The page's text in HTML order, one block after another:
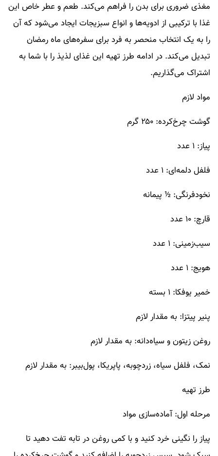
مغذی ضروری برای بدن را فراهم می‌کند. طعم و عطر خاص این
غذا با ترکیبی از ادویه‌ها و انواع سبزیجات ایجاد می‌شود که آن
را به یک انتخاب منحصر به فرد برای سفره‌های ماه رمضان
تبدیل می‌کند. در ادامه طرز تهیه این غذای لذیذ را با شما به
اشتراک می‌گذاریم.
مواد لازم
گوشت چرخ‌کرده: ۲۵۰ گرم
پیاز: ۱ عدد
فلفل دلمه‌ای: ۱ عدد
نخودفرنگی: ½ پیمانه
قارچ: ۱۰ عدد
سیب‌زمینی: ۱ عدد
هویج: ۱ عدد
خمیر یوفکا: ۱ بسته
پنیر پیتزا: به مقدار لازم
روغن زیتون و سیاه‌دانه: به مقدار لازم
نمک، فلفل سیاه، زردچوبه، پاپریکا، پول‌بیبر: به مقدار لازم
طرز تهیه
مرحله اول: آماده‌سازی مواد
پیاز را نگینی خرد کنید و با کمی روغن در تابه تفت دهید تا